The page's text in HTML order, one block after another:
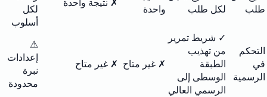
طلب
لكل طلب
واحدة
لكل
أسلوب
التحكم
في
الرسمية
✓ شريط تمرير
من تهذيب
الطبقة
الوسطى إلى
الرسمي العالي
✗ غير متاح ✗ غير متاح
⚠
إعدادات
نبرة
محدودة